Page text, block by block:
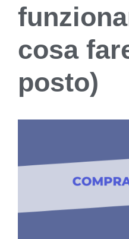
cosa
posto)